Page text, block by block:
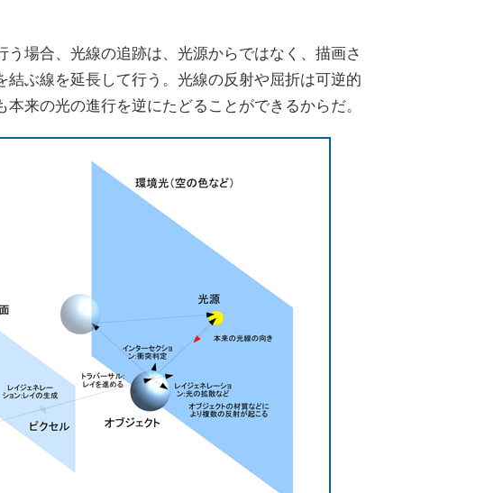
場合、光線の追跡は、光源からではなく、描画さ
結ぶ線を延長して行う。光線の反射や屈折は可逆的
来の光の進行を逆にたどることができるからだ。